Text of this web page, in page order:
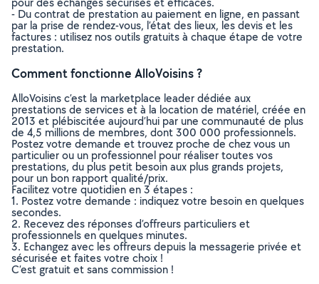
- Du contrat de prestation au paiement en ligne, en passant
par la prise de rendez-vous, l’état des lieux, les devis et les
factures : utilisez nos outils gratuits à chaque étape de votre
prestation.
Comment fonctionne AlloVoisins ?
AlloVoisins c’est la marketplace leader dédiée aux
prestations de services et à la location de matériel, créée en
2013 et plébiscitée aujourd’hui par une communauté de plus
de 4,5 millions de membres, dont 300 000 professionnels.
Postez votre demande et trouvez proche de chez vous un
particulier ou un professionnel pour réaliser toutes vos
prestations, du plus petit besoin aux plus grands projets,
pour un bon rapport qualité/prix.
Facilitez votre quotidien en 3 étapes :
1. Postez votre demande : indiquez votre besoin en quelques
secondes.
2. Recevez des réponses d’offreurs particuliers et
professionnels en quelques minutes.
3. Echangez avec les offreurs depuis la messagerie privée et
sécurisée et faites votre choix !
C’est gratuit et sans commission !